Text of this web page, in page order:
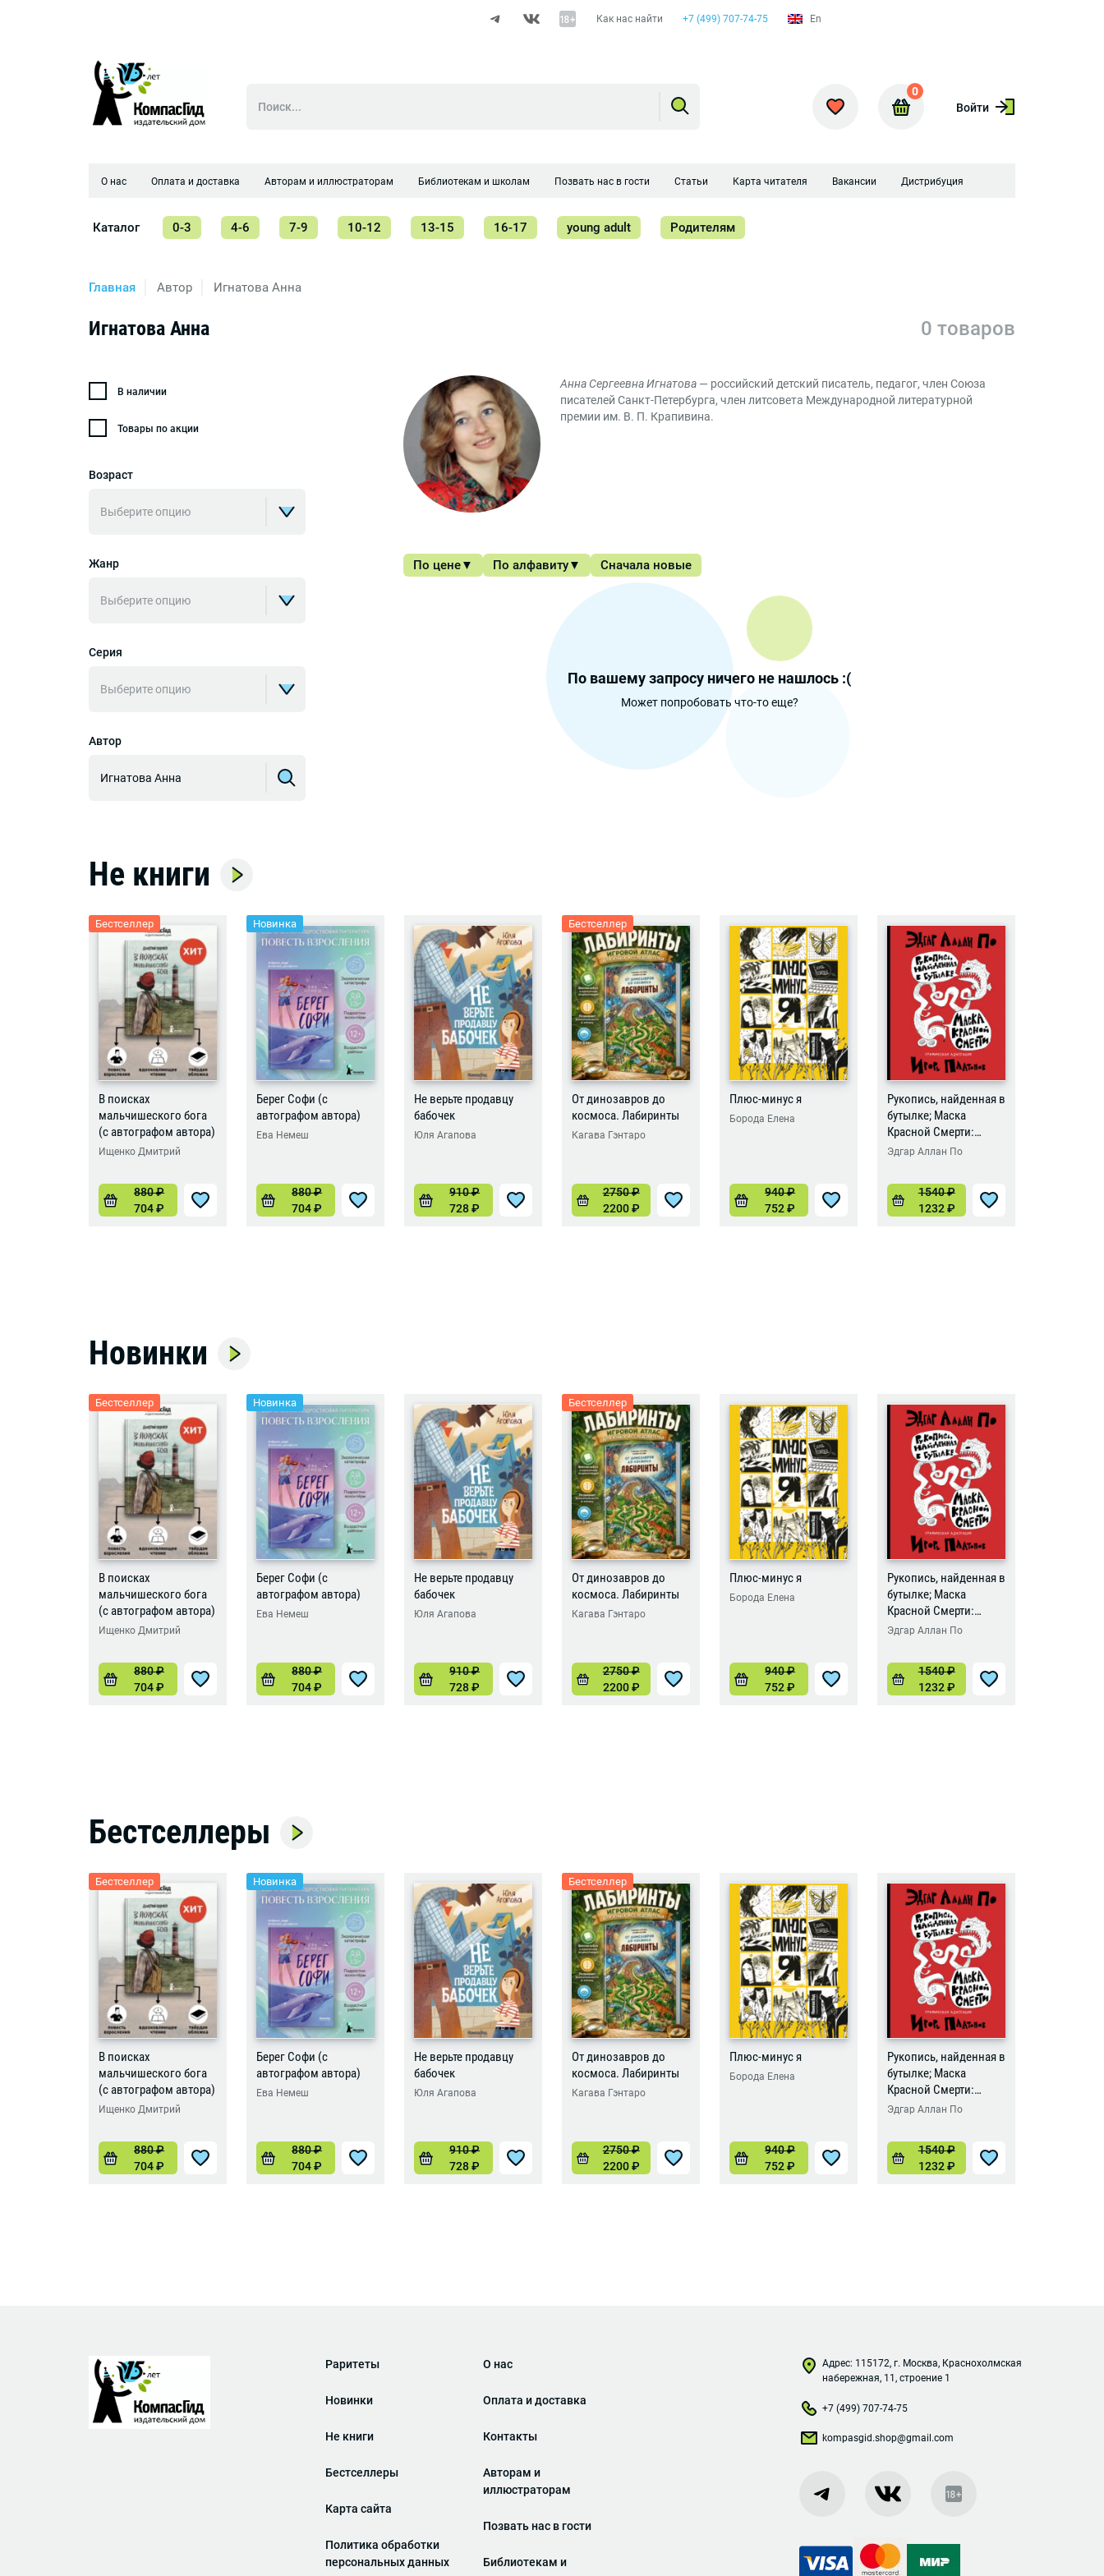
Главная Автор Игнатова Анна
Игнатова Анна
В наличии
Товары по акции
Возраст
Выберите опцию
Жанр
Выберите опцию
Серия
Выберите опцию
Автор
Игнатова Анна
0 товаров
Анна Сергеевна Игнатова — российский детский писатель, педагог, член Союза
писателей Санкт-Петербурга, член литсовета Международной литературной
премии им. В. П. Крапивина.
По цене По алфавиту Сначала новые
По вашему запросу ничего не нашлось :(
Может попробовать что-то еще?
Не книги
Бестселлер
В поисках
мальчишеского бога
(с автографом автора)
Ищенко Дмитрий
880₽
704₽
Новинка
Берег Софи (с
автографом автора)
Ева Немеш
880₽
704₽
Не верьте продавцу
бабочек
Юля Агапова
910₽
728₽
Бестселлер
От динозавров до
космоса. Лабиринты
Кагава Гэнтаро
2750₽
2200₽
Плюс-минус я
Борода Елена
940₽
752₽
Рукопись, найденная в
бутылке; Маска
Красной Смерти:
новеллы-комиксы
Эдгар Аллан По
1540₽
1232₽
Новинки
Бестселлер
В поисках
мальчишеского бога
(с автографом автора)
Ищенко Дмитрий
880₽
704₽
Новинка
Берег Софи (с
автографом автора)
Ева Немеш
880₽
704₽
Не верьте продавцу
бабочек
Юля Агапова
910₽
728₽
Бестселлер
От динозавров до
космоса. Лабиринты
Кагава Гэнтаро
2750₽
2200₽
Плюс-минус я
Борода Елена
940₽
752₽
Рукопись, найденная в
бутылке; Маска
Красной Смерти:
новеллы-комиксы
Эдгар Аллан По
1540₽
1232₽
Бестселлеры
Бестселлер
В поисках
мальчишеского бога
(с автографом автора)
Ищенко Дмитрий
880₽
704₽
Новинка
Берег Софи (с
автографом автора)
Ева Немеш
880₽
704₽
Не верьте продавцу
бабочек
Юля Агапова
910₽
728₽
Бестселлер
От динозавров до
космоса. Лабиринты
Кагава Гэнтаро
2750₽
2200₽
Плюс-минус я
Борода Елена
940₽
752₽
Рукопись, найденная в
бутылке; Маска
Красной Смерти:
новеллы-комиксы
Эдгар Аллан По
1540₽
1232₽
Как нас найти +7 (499) 707-74-75 En
0
Войти
О нас Оплата и доставка Авторам и иллюстраторам Библиотекам и школам Позвать нас в гости Статьи Карта читателя Вакансии Дистрибуция
Каталог 0-3 4-6 7-9 10-12 13-15 16-17 young adult Родителям
Раритеты
Новинки
Не книги
Бестселлеры
Карта сайта
Политика обработки
персональных данных
О нас
Оплата и доставка
Контакты
Авторам и
иллюстраторам
Позвать нас в гости
Библиотекам и
Адрес: 115172, г. Москва, Краснохолмская
набережная, 11, строение 1
+7 (499) 707-74-75
kompasgid.shop@gmail.com